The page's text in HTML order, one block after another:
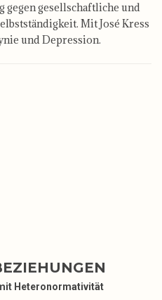
gesellschaftliche und
Mit José Kress
und Depression.
Heteronormativität